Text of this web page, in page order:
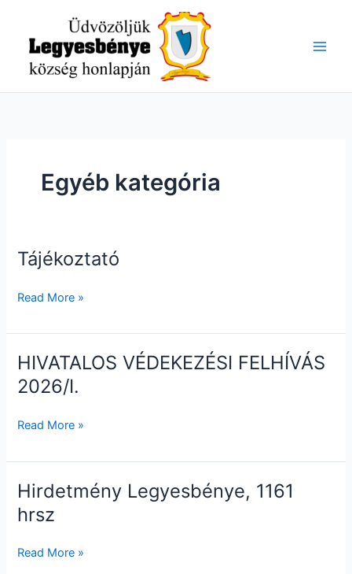
content
Egyéb kategória
Tájékoztató
Tájékoztató
Read More »
HIVATALOS VÉDEKEZÉSI FELHÍVÁS
2026/I.
HIVATALOS
VÉDEKEZÉSI
FELHÍVÁS
Read More »
Hirdetmény Legyesbénye, 1161
hrsz
Hirdetmény
Legyesbénye,
1161
Read More »